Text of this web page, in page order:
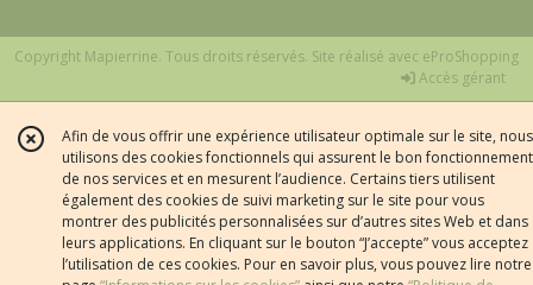
Copyright Mapierrine. Tous droits réservés. Site réalisé avec eProShopping
Accès gérant
Afin de vous offrir une expérience utilisateur optimale sur le site, nous
utilisons des cookies fonctionnels qui assurent le bon fonctionnement
de nos services et en mesurent l’audience. Certains tiers utilisent
également des cookies de suivi marketing sur le site pour vous
montrer des publicités personnalisées sur d’autres sites Web et dans
leurs applications. En cliquant sur le bouton “J’accepte” vous acceptez
l’utilisation de ces cookies. Pour en savoir plus, vous pouvez lire notre